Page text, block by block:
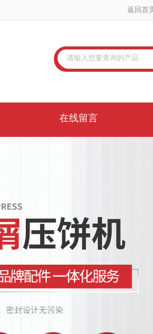
返回首
在线留言